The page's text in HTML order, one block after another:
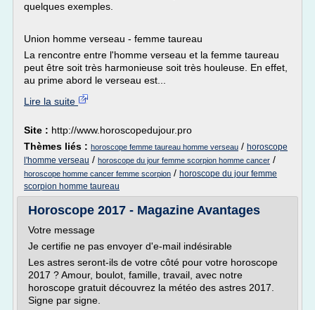
quelques exemples.
Union homme verseau - femme taureau
La rencontre entre l'homme verseau et la femme taureau
peut être soit très harmonieuse soit très houleuse. En effet,
au prime abord le verseau est...
Lire la suite
Site : http://www.horoscopedujour.pro
Thèmes liés : horoscope femme taureau homme verseau / horoscope
l'homme verseau / horoscope du jour femme scorpion homme cancer /
horoscope homme cancer femme scorpion / horoscope du jour femme
scorpion homme taureau
Horoscope 2017 - Magazine Avantages
Votre message
Je certifie ne pas envoyer d'e-mail indésirable
Les astres seront-ils de votre côté pour votre horoscope
2017 ? Amour, boulot, famille, travail, avec notre
horoscope gratuit découvrez la météo des astres 2017.
Signe par signe.